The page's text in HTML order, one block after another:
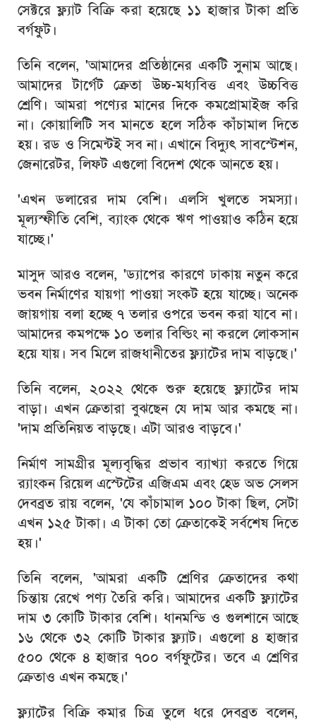
সেক্টরে ফ্ল্যাট বিক্রি করা হয়েছে ১১ হাজার টাকা প্রতি
বর্গফুট।
তিনি বলেন, 'আমাদের প্রতিষ্ঠানের একটি সুনাম আছে।
আমাদের টার্গেট ক্রেতা উচ্চ-মধ্যবিত্ত এবং উচ্চবিত্ত
শ্রেণি। আমরা পণ্যের মানের দিকে কমপ্রোমাইজ করি
না। কোয়ালিটি সব মানতে হলে সঠিক কাঁচামাল দিতে
হয়। রড ও সিমেন্টই সব না। এখানে বিদ্যুৎ সাবস্টেশন,
জেনারেটর, লিফট এগুলো বিদেশ থেকে আনতে হয়।
'এখন ডলারের দাম বেশি। এলসি খুলতে সমস্যা।
মূল্যস্ফীতি বেশি, ব্যাংক থেকে ঋণ পাওয়াও কঠিন হয়ে
যাচ্ছে।'
মাসুদ আরও বলেন, 'ড্যাপের কারণে ঢাকায় নতুন করে
ভবন নির্মাণের যায়গা পাওয়া সংকট হয়ে যাচ্ছে। অনেক
জায়গায় বলা হচ্ছে ৭ তলার ওপরে ভবন করা যাবে না।
আমাদের কমপক্ষে ১০ তলার বিল্ডিং না করলে লোকসান
হয়ে যায়। সব মিলে রাজধানীতের ফ্ল্যাটের দাম বাড়ছে।'
তিনি বলেন, ২০২২ থেকে শুরু হয়েছে ফ্ল্যাটের দাম
বাড়া। এখন ক্রেতারা বুঝছেন যে দাম আর কমছে না।
'দাম প্রতিনিয়ত বাড়ছে। এটা আরও বাড়বে।'
নির্মাণ সামগ্রীর মূল্যবৃদ্ধির প্রভাব ব্যাখ্যা করতে গিয়ে
র‍্যাংকন রিয়েল এস্টেটের এজিএম এবং হেড অভ সেলস
দেবব্রত রায় বলেন, 'যে কাঁচামাল ১০০ টাকা ছিল, সেটা
এখন ১২৫ টাকা। এ টাকা তো ক্রেতাকেই সর্বশেষ দিতে
হয়।'
তিনি বলেন, 'আমরা একটি শ্রেণির ক্রেতাদের কথা
চিন্তায় রেখে পণ্য তৈরি করি। আমাদের একটি ফ্ল্যাটের
দাম ৩ কোটি টাকার বেশি। ধানমন্ডি ও গুলশানে আছে
১৬ থেকে ৩২ কোটি টাকার ফ্ল্যাট। এগুলো ৪ হাজার
৫০০ থেকে ৪ হাজার ৭০০ বর্গফুটের। তবে এ শ্রেণির
ক্রেতাও এখন কমছে।'
ফ্ল্যাটের বিক্রি কমার চিত্র তুলে ধরে দেবব্রত বলেন,